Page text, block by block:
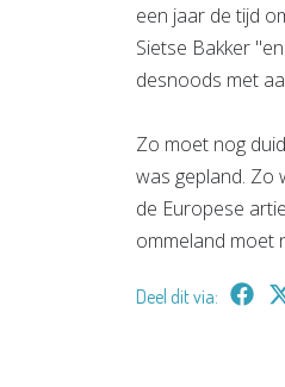
een jaar de tijd
Sietse Bakker
desnoods met
Zo moet nog
was gepland. Zo
de Europese
ommeland moet
Deel dit via: